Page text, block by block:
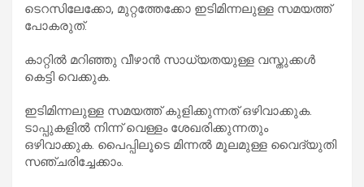
ടെറസിലേക്കോ, മുറ്റത്തേക്കോ ഇടിമിന്നലുള്ള സമയത്ത്
പോകരുത്.
കാറ്റിൽ മറിഞ്ഞു വീഴാൻ സാധ്യതയുള്ള വസ്തുക്കൾ
കെട്ടി വെക്കുക.
ഇടിമിന്നലുള്ള സമയത്ത് കുളിക്കുന്നത്‌ ഒഴിവാക്കുക.
ടാപ്പുകളിൽ നിന്ന് വെള്ളം ശേഖരിക്കുന്നതും
ഒഴിവാക്കുക. പൈപ്പിലൂടെ മിന്നൽ മൂലമുള്ള വൈദ്യുതി
സഞ്ചരിച്ചേക്കാം.